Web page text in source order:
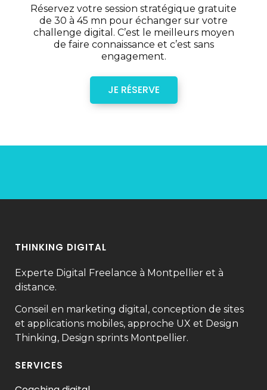
Réservez votre session stratégique gratuite
de 30 à 45 mn pour échanger sur votre
challenge digital. C’est le meilleurs moyen
de faire connaissance et c’est sans
engagement.
JE RÉSERVE
THINKING DIGITAL
Experte Digital Freelance à Montpellier et à
distance.
Conseil en marketing digital, conception de sites
et applications mobiles, approche UX et Design
Thinking, Design sprints Montpellier.
SERVICES